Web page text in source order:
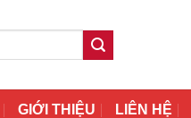
GIỚI THIỆU LIÊN HỆ